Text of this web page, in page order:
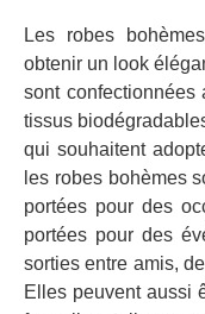
Les robes
obtenir un look
sont confectionnées
tissus
qui souhaitent
les robes bohèmes
portées pour des
portées pour des
sorties entre amis,
Elles peuvent aussi